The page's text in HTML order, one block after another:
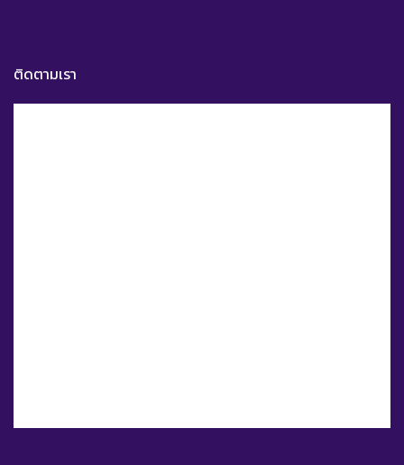
ติดตามเรา